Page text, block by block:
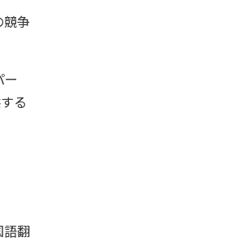
競争
る
翻